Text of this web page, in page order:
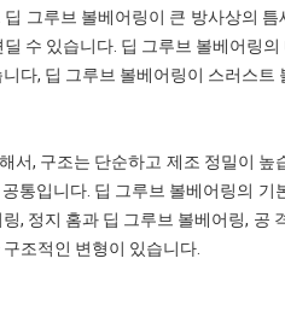
그루브 볼베어링이 큰 방사상의
수 있습니다. 딥 그루브 볼베어링
다, 딥 그루브 볼베어링이 스러스트
서, 구조는 단순하고 제조 정밀이
통입니다. 딥 그루브 볼베어링의
, 정지 홈과 딥 그루브 볼베어링, 공
조적인 변형이 있습니다.